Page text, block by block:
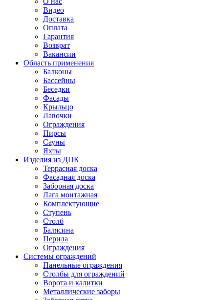
Видео
Доставка
Оплата
Гарантия
Возврат
Вакансии
Область применения
Балконы
Бассейны
Беседки
Фасады
Крыльцо
Лавочки
Ограждения
Пирсы
Сауны
Яхты
Изделия из ДПК
Террасная доска
Фасадная доска
Заборная доска
Лага монтажная
Комплектующие
Ступень
Столб
Балясина
Перила
Ограждения
Системы ограждений
Панельные ограждения
Столбы для ограждений
Ворота и калитки
Металлические заборы